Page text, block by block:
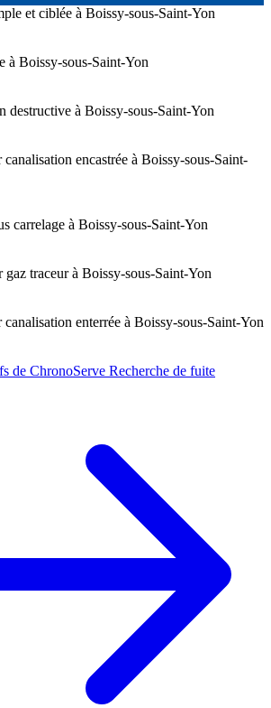
et ciblée à Boissy-sous-Saint-Yon
à Boissy-sous-Saint-Yon
destructive à Boissy-sous-Saint-Yon
encastrée à Boissy-sous-Saint-
carrelage à Boissy-sous-Saint-Yon
gaz traceur à Boissy-sous-Saint-Yon
enterrée à Boissy-sous-Saint-Yon
de ChronoServe Recherche de fuite